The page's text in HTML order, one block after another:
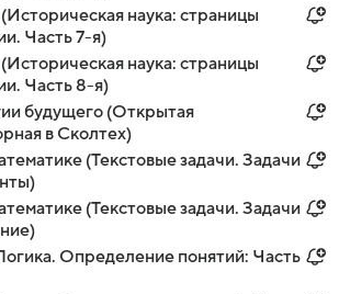
наука: страницы
Часть 7-я)
наука: страницы
Часть 8-я)
будущего (Открытая
в Сколтех)
(Текстовые задачи. Задачи
(Текстовые задачи. Задачи
Определение понятий: Часть